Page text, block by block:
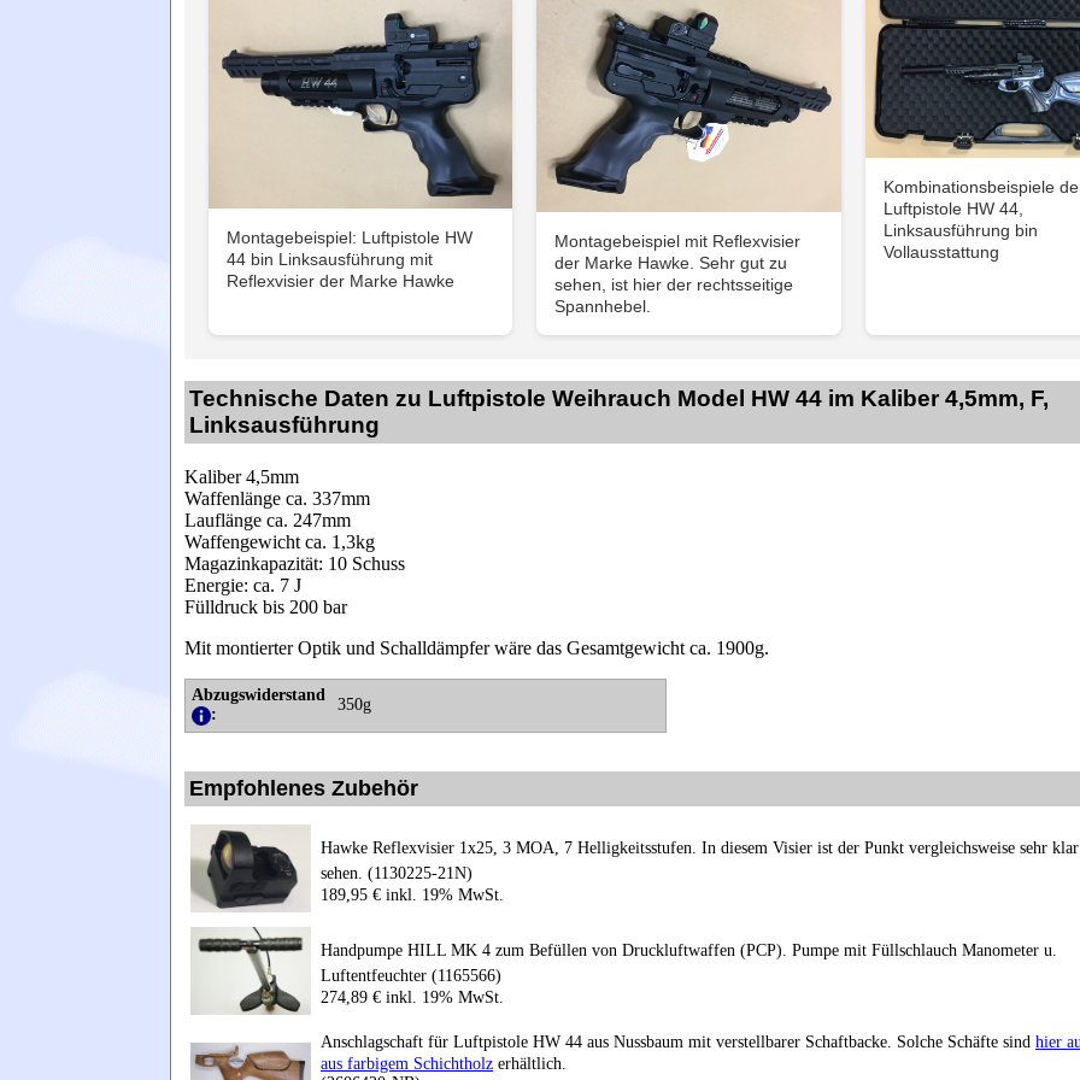
Montagebeispiel: Luftpistole HW
44 bin Linksausführung mit
Reflexvisier der Marke Hawke
Montagebeispiel mit Reflexvisier
der Marke Hawke. Sehr gut zu
sehen, ist hier der rechtsseitige
Spannhebel.
Kombinationsbeispiele
Luftpistole HW 44,
Linksausführung bin
Vollausstattung
Technische Daten zu Luftpistole Weihrauch Model HW 44 im Kaliber 4,5mm, F,
Linksausführung
Kaliber 4,5mm
Waffenlänge ca. 337mm
Lauflänge ca. 247mm
Waffengewicht ca. 1,3kg
Magazinkapazität: 10 Schuss
Energie: ca. 7 J
Fülldruck bis 200 bar
Mit montierter Optik und Schalldämpfer wäre das Gesamtgewicht ca. 1900g.
Abzugswiderstand
:
350g
Empfohlenes Zubehör
Hawke Reflexvisier 1x25, 3 MOA, 7 Helligkeitsstufen. In diesem Visier ist der Punkt vergleichsweise sehr
sehen. (1130225-21N)
189,95 € inkl. 19% MwSt.
Handpumpe HILL MK 4 zum Befüllen von Druckluftwaffen (PCP). Pumpe mit Füllschlauch Manometer u.
Luftentfeuchter (1165566)
274,89 € inkl. 19% MwSt.
Anschlagschaft für Luftpistole HW 44 aus Nussbaum mit verstellbarer Schaftbacke. Solche Schäfte sind hier
aus farbigem Schichtholz erhältlich.